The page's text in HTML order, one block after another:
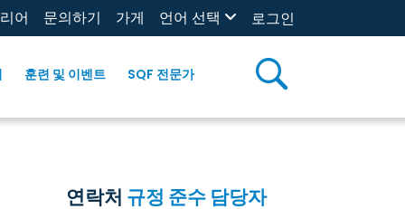
어 문의하기 가게 언어 선택 로그인
훈련 및 이벤트 SQF 전문가
연락처 규정 준수 담당자